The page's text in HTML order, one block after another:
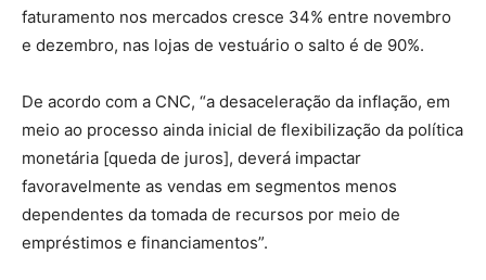
faturamento nos mercados cresce 34% entre novembro
e dezembro, nas lojas de vestuário o salto é de 90%.
De acordo com a CNC, “a desaceleração da inflação, em
meio ao processo ainda inicial de flexibilização da política
monetária [queda de juros], deverá impactar
favoravelmente as vendas em segmentos menos
dependentes da tomada de recursos por meio de
empréstimos e financiamentos”.